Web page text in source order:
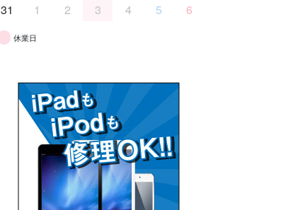
31
1 2 3 4 5 6
休業日